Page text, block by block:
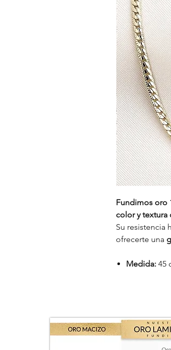
Fundimos oro
color y textura
Su resistencia
ofrecerte una
Medida: 45